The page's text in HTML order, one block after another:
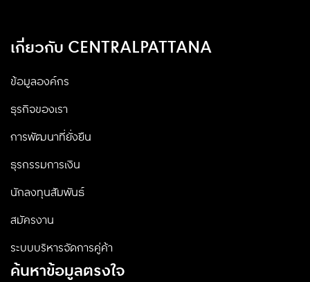
เกี่ยวกับ CENTRALPATTANA
ข้อมูลองค์กร
ธุรกิจของเรา
การพัฒนาที่ยั่งยืน
ธุรกรรมการเงิน
นักลงทุนสัมพันธ์
สมัครงาน
ระบบบริหารจัดการคู่ค้า
ค้นหาข้อมูลตรงใจ